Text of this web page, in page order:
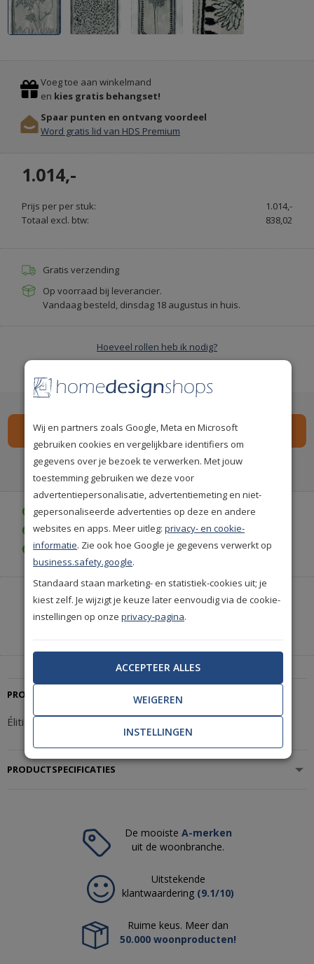
TAPIJT
VLOEREN
MET
LEGSERVICE
-
VLOERBELEVING.NL
Previous
Stop
Voeg toe aan winkelmand
en kies gratis behangset!
Spaar punten en ontvang voordeel
Word gratis lid van HDS Premium
1.014,-
Prijs per per stuk:
1.014,-
Totaal excl. btw:
838,02
Gratis verzending
Op voorraad bij leverancier.
Vandaag besteld, dinsdag 18 augustus in huis.
Hoeveel rollen heb ik nodig?
Spaar1014premium punten i
Gratis bezorgd vanaf € 35,-
Achteraf betalen is mogelijk
Gratis achteraf betalen
Heeft u hulp nodig of wilt u telefonisch bestellen?
Neem contact met ons op.
PRODUCTBESCHRIJVING
Élitis Ortigia Disegno VP 961 02
PRODUCTSPECIFICATIES
De mooiste A-merken
uit de woonbranche.
Uitstekende
klantwaardering (9.1/10)
Ruime keus. Meer dan
50.000 woonproducten!
Wij en partners zoals Google, Meta en Microsoft
gebruiken cookies en vergelijkbare identifiers om
gegevens over je bezoek te verwerken. Met jouw
toestemming gebruiken we deze voor
advertentiepersonalisatie, advertentiemeting en niet-
gepersonaliseerde advertenties op deze en andere
websites en apps. Meer uitleg:privacy- en cookie-
informatie. Zie ook hoe Google je gegevens verwerkt op
business.safety.google.
Standaard staan marketing- en statistiek-cookies uit; je
kiest zelf. Je wijzigt je keuze later eenvoudig via de cookie-
instellingen op onzeprivacy-pagina.
ACCEPTEER ALLES
WEIGEREN
INSTELLINGEN